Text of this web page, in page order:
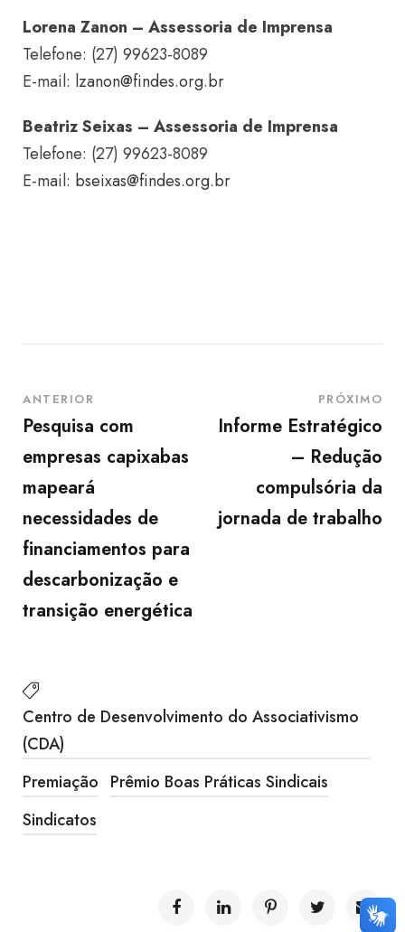
Lorena Zanon – Assessoria de Imprensa
Telefone: (27) 99623-8089
E-mail: lzanon@findes.org.br
Beatriz Seixas – Assessoria de Imprensa
Telefone: (27) 99623-8089
E-mail: bseixas@findes.org.br
ANTERIOR
Pesquisa com
empresas capixabas
mapeará
necessidades de
financiamentos para
descarbonização e
transição energética
PRÓXIMO
Informe Estratégico
– Redução
compulsória da
jornada de trabalho
Centro de Desenvolvimento do Associativismo
(CDA)
Premiação Prêmio Boas Práticas Sindicais
Sindicatos